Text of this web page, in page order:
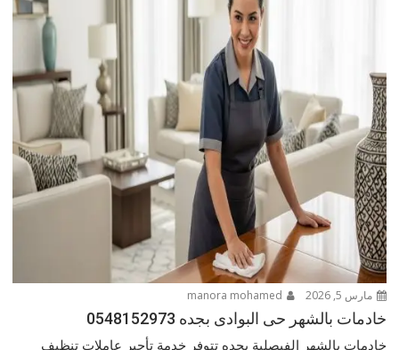
مارس 5, 2026
خادمات بالشهر حى البوادى بجده 0548152973
خادمات بالشهر الفيصلية بجده تتوفر خدمة تأجير عاملات تنظيف